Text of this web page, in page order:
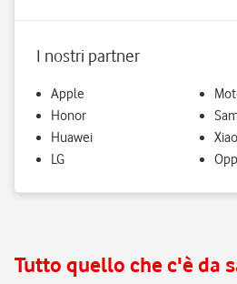
I nostri partner
Apple
Honor
Huawei
LG
Tutto quello che c'è da